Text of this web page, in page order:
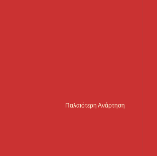
Παλαιότερη Ανάρτηση